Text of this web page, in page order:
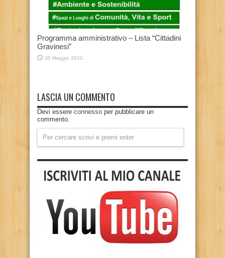
Programma amministrativo – Lista “Cittadini
Gravinesi”
30 Maggio 2022
LASCIA UN COMMENTO
Devi essere connesso per pubblicare un
commento.